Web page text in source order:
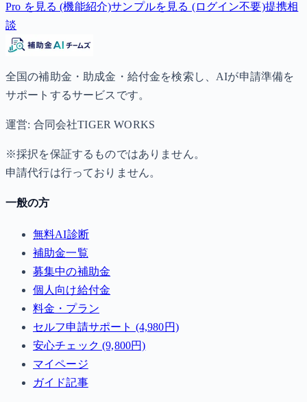
Pro を見る (機能紹介)サンプルを見る (ログイン不要)提携相
談
全国の補助金・助成金・給付金を検索し、AIが申請準備を
サポートするサービスです。
運営: 合同会社TIGER WORKS
※採択を保証するものではありません。
申請代行は行っておりません。
一般の方
無料AI診断
補助金一覧
募集中の補助金
個人向け給付金
料金・プラン
セルフ申請サポート (4,980円)
安心チェック (9,800円)
マイページ
ガイド記事